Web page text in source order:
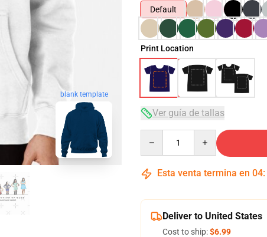
blank template
Default
Print Location
Ver guía de tallas
Esta venta termina en 04:
Deliver to United States
Cost to ship:$6.99